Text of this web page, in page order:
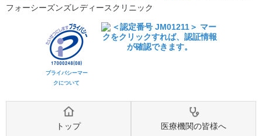
フォーシーズンズレディースクリニック
プライバシーマー
クについて
トップ 医療機関の皆様へ